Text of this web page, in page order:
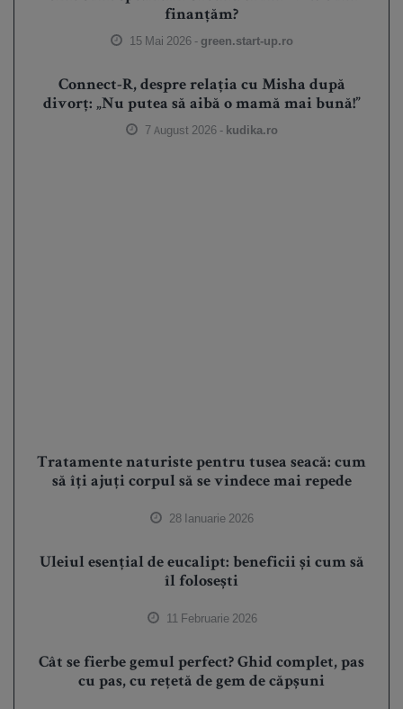
finanțăm?
15 Mai 2026 - green.start-up.ro
Connect-R, despre relația cu Misha după
divorț: „Nu putea să aibă o mamă mai bună!”
7 August 2026 - kudika.ro
Tratamente naturiste pentru tusea seacă: cum
să îți ajuți corpul să se vindece mai repede
28 Ianuarie 2026
Uleiul esențial de eucalipt: beneficii și cum să
îl folosești
11 Februarie 2026
Cât se fierbe gemul perfect? Ghid complet, pas
cu pas, cu rețetă de gem de căpșuni